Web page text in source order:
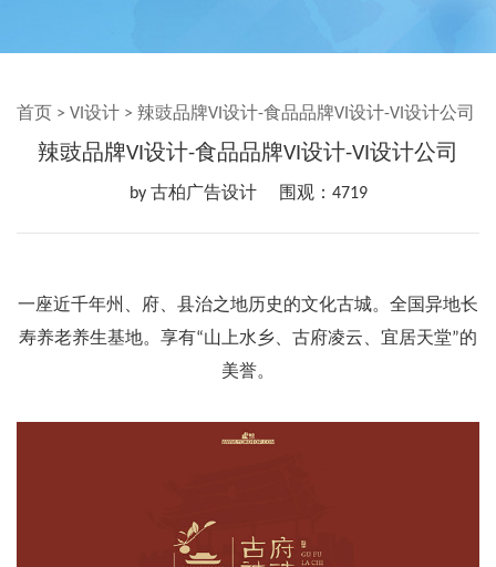
首页 > VI设计 > 辣豉品牌VI设计-食品品牌VI设计-VI设计公司
辣豉品牌VI设计-食品品牌VI设计-VI设计公司
by 古柏广告设计 围观：4719
一座近千年州、府、县治之地历史的文化古城。全国异地长
寿养老养生基地。享有“山上水乡、古府凌云、宜居天堂”的
美誉。